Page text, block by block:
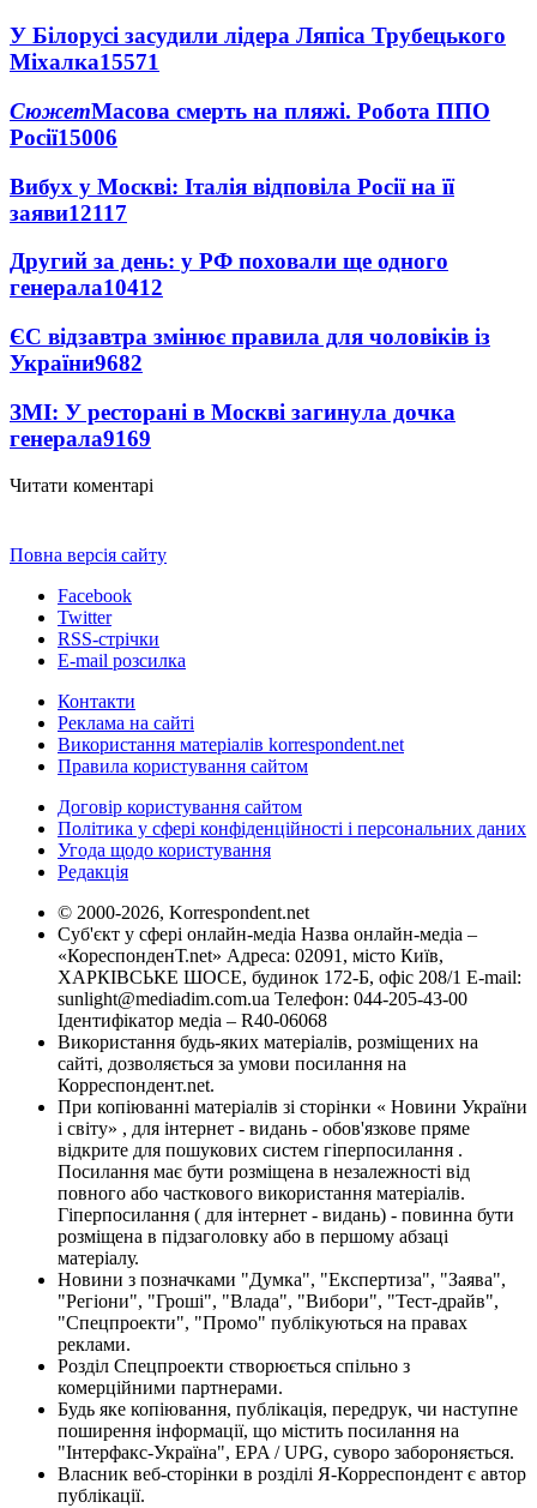
У Білорусі засудили лідера Ляпіса Трубецького
Міхалка15571
СюжетМасова смерть на пляжі. Робота ППО
Росії15006
Вибух у Москві: Італія відповіла Росії на її
заяви12117
Другий за день: у РФ поховали ще одного
генерала10412
ЄС відзавтра змінює правила для чоловіків із
України9682
ЗМІ: У ресторані в Москві загинула дочка
генерала9169
Читати коментарі
Повна версія сайту
Facebook
Twitter
RSS-стрічки
E-mail розсилка
Контакти
Реклама на сайті
Використання матеріалів korrespondent.net
Правила користування сайтом
Договір користування сайтом
Політика у сфері конфіденційності і персональних даних
Угода щодо користування
Редакція
© 2000-2026, Korrespondent.net
Суб'єкт у сфері онлайн-медіа Назва онлайн-медіа –
«КореспонденТ.net» Адреса: 02091, місто Київ,
ХАРКІВСЬКЕ ШОСЕ, будинок 172-Б, офіс 208/1 E-mail:
sunlight@mediadim.com.ua Телефон: 044-205-43-00
Ідентифікатор медіа – R40-06068
Використання будь-яких матеріалів, розміщених на
сайті, дозволяється за умови посилання на
Корреспондент.net.
При копіюванні матеріалів зі сторінки « Новини України
і світу» , для інтернет - видань - обов'язкове пряме
відкрите для пошукових систем гіперпосилання .
Посилання має бути розміщена в незалежності від
повного або часткового використання матеріалів.
Гіперпосилання ( для інтернет - видань) - повинна бути
розміщена в підзаголовку або в першому абзаці
матеріалу.
Новини з позначками "Думка", "Експертиза", "Заява",
"Регіони", "Гроші", "Влада", "Вибори", "Тест-драйв",
"Спецпроекти", "Промо" публікуються на правах
реклами.
Розділ Спецпроекти створюється спільно з
комерційними партнерами.
Будь яке копіювання, публікація, передрук, чи наступне
поширення інформації, що містить посилання на
"Інтерфакс-Україна", EPA / UPG, суворо забороняється.
Власник веб-сторінки в розділі Я-Корреспондент є автор
публікації.